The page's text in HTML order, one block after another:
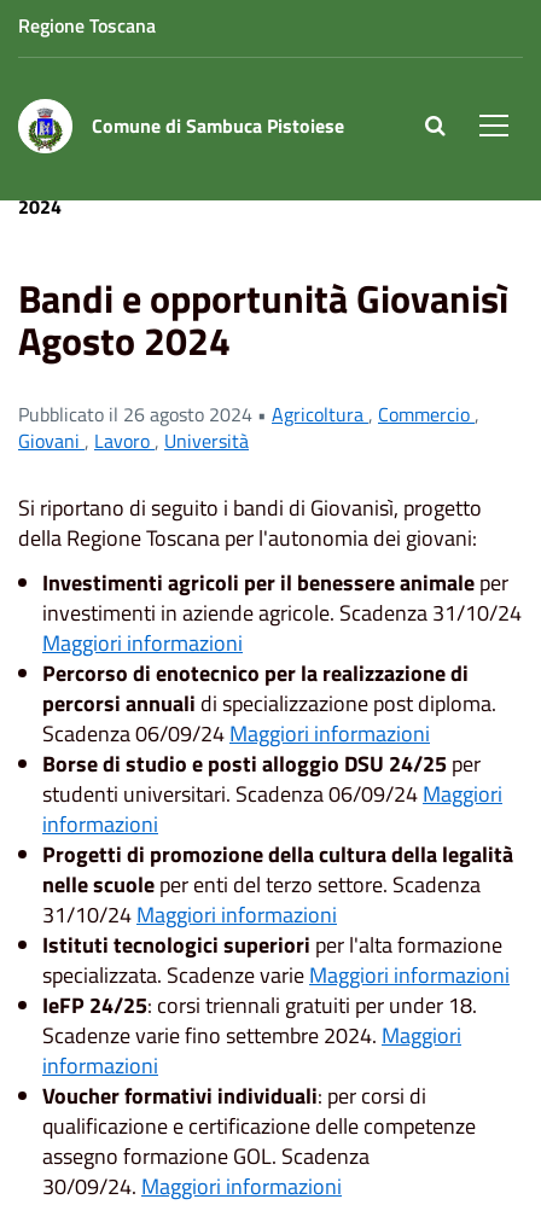
Regione Toscana
Comune di Sambuca Pistoiese site.searc
2024
Bandi e opportunità Giovanisì
Agosto 2024
Pubblicato il 26 agosto 2024 • Agricoltura, Commercio,
Giovani , Lavoro, Università
Si riportano di seguito i bandi di Giovanisì, progetto
della Regione Toscana per l'autonomia dei giovani:
Investimenti agricoli per il benessere animaleper
investimenti in aziende agricole. Scadenza 31/10/24
Maggiori informazioni
Percorso di enotecnico per la realizzazione di
percorsi annuali di specializzazione post diploma.
Scadenza 06/09/24Maggiori informazioni
Borse di studio e posti alloggio DSU 24/25per
studenti universitari. Scadenza 06/09/24Maggiori
informazioni
Progetti di promozione della cultura della legalità
nelle scuoleper enti del terzo settore. Scadenza
31/10/24Maggiori informazioni
Istituti tecnologici superiori per l'alta formazione
specializzata. Scadenze varieMaggiori informazioni
IeFP 24/25: corsi triennali gratuiti per under 18.
Scadenze varie fino settembre 2024. Maggiori
informazioni
Voucher formativi individuali: per corsi di
qualificazione e certificazione delle competenze
assegno formazione GOL. Scadenza
30/09/24. Maggiori informazioni